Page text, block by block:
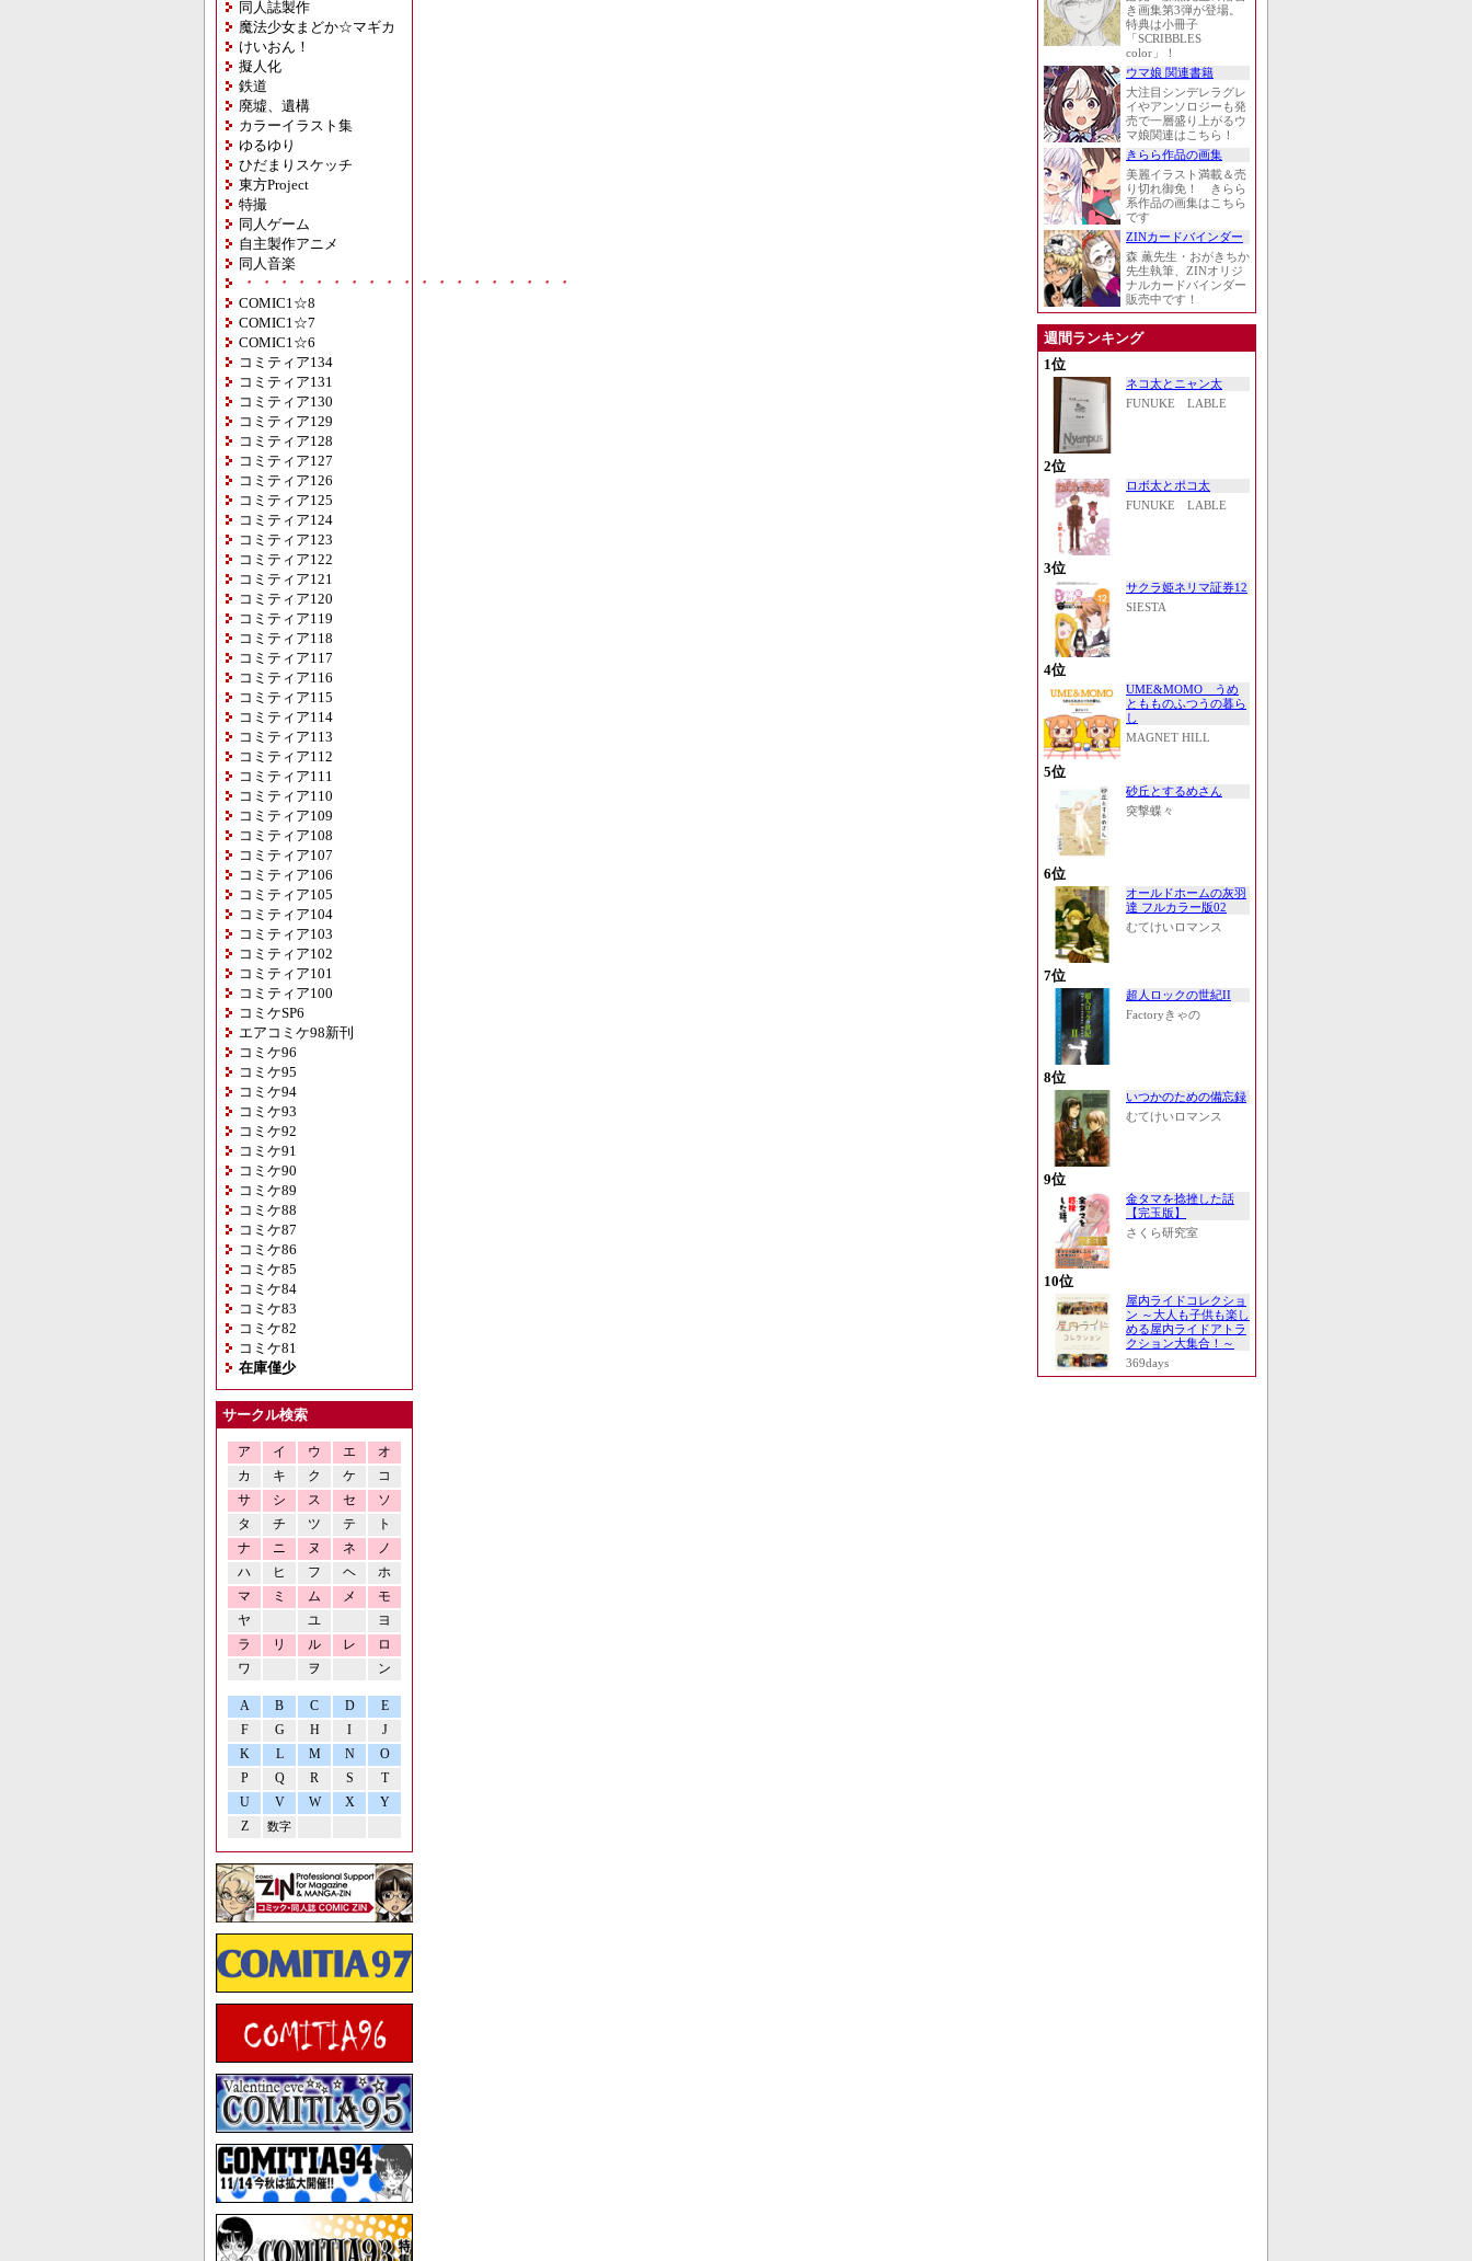
同人誌製作
魔法少女まどか☆マギカ
けいおん！
擬人化
鉄道
廃墟、遺構
カラーイラスト集
ゆるゆり
ひだまりスケッチ
東方Project
特撮
同人ゲーム
自主製作アニメ
同人音楽
・・・・・・・・・・・・・・・・・・・
COMIC1☆8
COMIC1☆7
COMIC1☆6
コミティア134
コミティア131
コミティア130
コミティア129
コミティア128
コミティア127
コミティア126
コミティア125
コミティア124
コミティア123
コミティア122
コミティア121
コミティア120
コミティア119
コミティア118
コミティア117
コミティア116
コミティア115
コミティア114
コミティア113
コミティア112
コミティア111
コミティア110
コミティア109
コミティア108
コミティア107
コミティア106
コミティア105
コミティア104
コミティア103
コミティア102
コミティア101
コミティア100
コミケSP6
エアコミケ98新刊
コミケ96
コミケ95
コミケ94
コミケ93
コミケ92
コミケ91
コミケ90
コミケ89
コミケ88
コミケ87
コミケ86
コミケ85
コミケ84
コミケ83
コミケ82
コミケ81
在庫僅少
サークル検索
ア イ ウ エ
オ
カ
キ ク ケ
コ
サ
シ ス セ
ソ
タ
チ ツ テ
ト
ナ
ニ ヌ ネ
ノ
ハ
ヒ フ ヘ
ホ
マ
ミ ム メ
モ
ヤ
ユ
ヨ
ラ
リ ル レ
ロ
ワ
ヲ ン
A B C D
E
F
G H I
J
K
L M N
O
P
Q R S
T
U
V W X
Y
Z
数字
き画集第3弾が登場。
特典は小冊子
「SCRIBBLES
color」！
ウマ娘 関連書籍
大注目シンデレラグレ
イやアンソロジーも発
売で一層盛り上がるウ
マ娘関連はこちら！
きらら作品の画集
美麗イラスト満載＆売
り切れ御免！ きらら
系作品の画集はこちら
です
ZINカードバインダー
森 薫先生・おがきちか
先生執筆、ZINオリジ
ナルカードバインダー
販売中です！
週間ランキング
1位
ネコ太とニャン太
FUNUKE LABLE
2位
ロボ太とポコ太
FUNUKE LABLE
3位
サクラ姫ネリマ証券12
SIESTA
4位
UME&MOMO うめ
ともものふつうの暮ら
し
MAGNET HILL
5位
砂丘とするめさん
突撃蝶々
6位
オールドホームの灰羽
達 フルカラー版02
むてけいロマンス
7位
超人ロックの世紀II
Factoryきゃの
8位
いつかのための備忘録
むてけいロマンス
9位
金タマを捻挫した話
【完玉版】
さくら研究室
10位
屋内ライドコレクショ
ン ～大人も子供も楽し
める屋内ライドアトラ
クション大集合！～
369days